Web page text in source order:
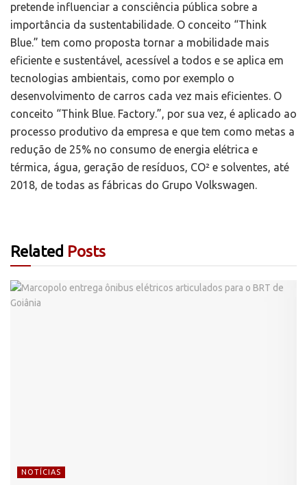
pretende influenciar a consciência pública sobre a
importância da sustentabilidade. O conceito “Think
Blue.” tem como proposta tornar a mobilidade mais
eficiente e sustentável, acessível a todos e se aplica em
tecnologias ambientais, como por exemplo o
desenvolvimento de carros cada vez mais eficientes. O
conceito “Think Blue. Factory.”, por sua vez, é aplicado ao
processo produtivo da empresa e que tem como metas a
redução de 25% no consumo de energia elétrica e
térmica, água, geração de resíduos, CO² e solventes, até
2018, de todas as fábricas do Grupo Volkswagen.
Related Posts
NOTÍCIAS